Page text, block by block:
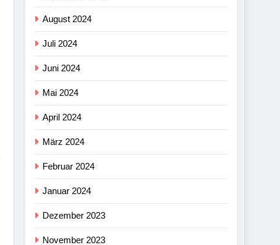
August 2024
Juli 2024
Juni 2024
Mai 2024
April 2024
März 2024
Februar 2024
Januar 2024
Dezember 2023
November 2023